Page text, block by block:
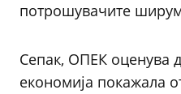
потрошувачите
Сепак, ОПЕК оценува
економија покажала